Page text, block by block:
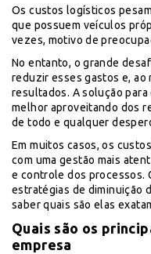
Os custos logísticos
que possuem veículos
vezes, motivo de
No entanto, o grande
reduzir esses gastos e, ao
resultados. A solução
melhor aproveitando dos
de todo e qualquer
Em muitos casos, os
com uma gestão mais
e controle dos processos.
estratégias de diminuição
saber quais são elas
Quais são os
empresa